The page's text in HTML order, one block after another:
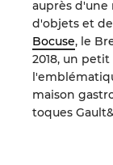
auprès d'une
d'objets et
Bocuse, le
2018, un
maison
toques